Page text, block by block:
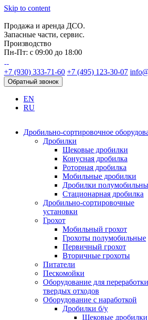
Skip to content
Продажа и аренда ДСО.
Запасные части, сервис.
Производство
Пн-Пт: с 09:00 до 18:00
+7 (930) 333-71-60 +7 (495) 123-30-07
Обратный звонок
EN
RU
Дробильно-сортировочное
Дробилки
Щековые дробилки
Конусная дробилка
Роторная дробилка
Мобильные дробилки
Дробилки
Стационарная дробилка
Дробильно-сортировочные
установки
Грохот
Мобильный грохот
Грохоты полумобильные
Первичный грохот
Вторичные грохоты
Питатели
Пескомойки
Оборудование для переработки
твердых отходов
Оборудование с наработкой
Дробилки б/у
Щековые